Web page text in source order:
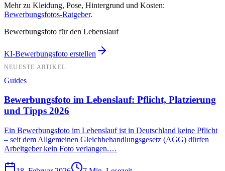
Mehr zu Kleidung, Pose, Hintergrund und Kosten:
Bewerbungsfotos-Ratgeber.
Bewerbungsfoto für den Lebenslauf
KI-Bewerbungsfoto erstellen
NEUESTE ARTIKEL
Guides
Bewerbungsfoto im Lebenslauf: Pflicht, Platzierung
und Tipps 2026
Ein Bewerbungsfoto im Lebenslauf ist in Deutschland keine Pflicht
– seit dem Allgemeinen Gleichbehandlungsgesetz (AGG) dürfen
Arbeitgeber kein Foto verlangen.…